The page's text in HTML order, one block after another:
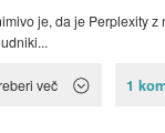
je, da je Perplexity z
več 1